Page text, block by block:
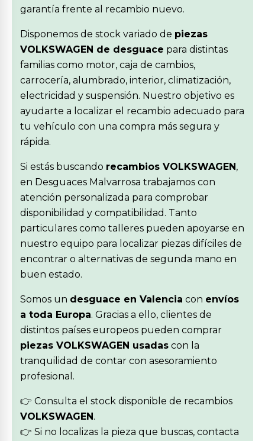
garantía frente al recambio nuevo.
Disponemos de stock variado de piezas
VOLKSWAGEN de desguace para distintas
familias como motor, caja de cambios,
carrocería, alumbrado, interior, climatización,
electricidad y suspensión. Nuestro objetivo es
ayudarte a localizar el recambio adecuado para
tu vehículo con una compra más segura y
rápida.
Si estás buscando recambios VOLKSWAGEN,
en Desguaces Malvarrosa trabajamos con
atención personalizada para comprobar
disponibilidad y compatibilidad. Tanto
particulares como talleres pueden apoyarse en
nuestro equipo para localizar piezas difíciles de
encontrar o alternativas de segunda mano en
buen estado.
Somos un desguace en Valencia con envíos
a toda Europa. Gracias a ello, clientes de
distintos países europeos pueden comprar
piezas VOLKSWAGEN usadas con la
tranquilidad de contar con asesoramiento
profesional.
👉 Consulta el stock disponible de recambios
VOLKSWAGEN.
👉 Si no localizas la pieza que buscas, contacta